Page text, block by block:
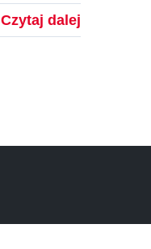
Czytaj dalej